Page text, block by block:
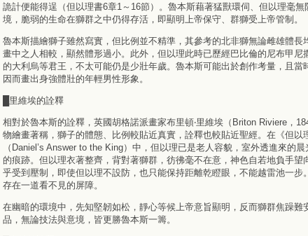
詭計便能得逞（但以理書6章1～16節）。魯本斯藉著猛獸環伺、但以理毫無
境，脆弱的生命在獅群之中仍得存活，即顯明上帝保守、群獅受上帝管制。
魯本斯描繪獅子雖然寫實，但比例並不精準，其參考的北非獅無論雌雄體長
畫中之人相較，顯然體形過小。此外，但以理此時已歷經巴比倫的尼布甲尼
的大利烏等君王，不太可能仍是少壯年歲。魯本斯可能出於創作考量，且當
因而畫出身強體壯的年輕男性形象。
█里維埃的詮釋
相對於魯本斯的詮釋，英國胡格諾派畫家布里頓‧里維埃（Briton Riviere，
物繪畫著稱，獅子的體態、比例較貼近真實，詮釋也較貼近聖經。在《但以
（Daniel’s Answer to the King）中，但以理已是老人容貌，室外透進來的晨
的痕跡。但以理衣著整齊，背對著獅群，彷彿毫不在意，神色自若地負手望
乎受到壓制，即使但以理不設防，也只能保持距離乾瞪眼，不能越雷池一步
存在一道看不見的屏障。
在幽暗的環境中，先知堅韌如松，靜心等候上帝意旨顯明，反而獅群焦躁難
品，無論技法與意境，皆更勝魯本斯一籌。